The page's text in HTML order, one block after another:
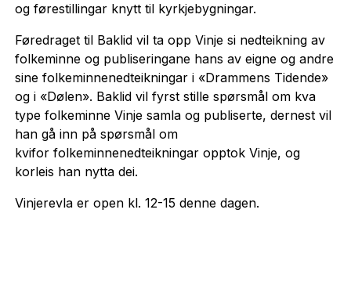
og førestillingar knytt til kyrkjebygningar.
Føredraget til Baklid vil ta opp Vinje si nedteikning av
folkeminne og publiseringane hans av eigne og andre
sine folkeminnenedteikningar i «Drammens Tidende»
og i «Dølen». Baklid vil fyrst stille spørsmål om kva
type folkeminne Vinje samla og publiserte, dernest vil
han gå inn på spørsmål om
kvifor folkeminnenedteikningar opptok Vinje, og
korleis han nytta dei.
Vinjerevla er open kl. 12-15 denne dagen.